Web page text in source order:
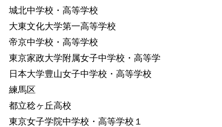
城北中学校・高等学校
大東文化大学第一高等学校
帝京中学校・高等学校
東京家政大学附属女子中学校・高等学
日本大学豊山女子中学校・高等学校
練馬区
都立稔ヶ丘高校
東京女子学院中学校・高等学校１